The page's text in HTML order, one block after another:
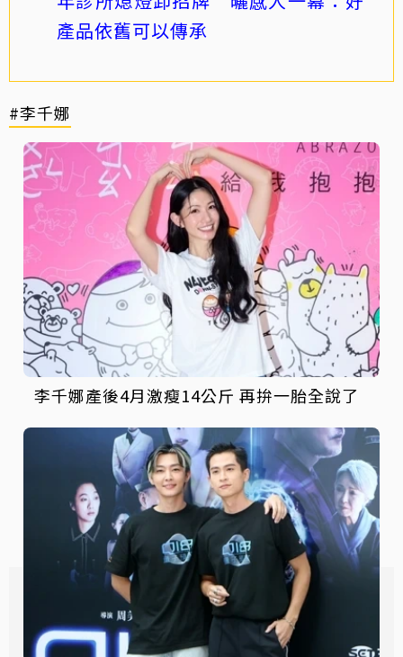
產品依舊可以傳承
#李千娜
李千娜產後4月激瘦14公斤 再拚一胎全說了